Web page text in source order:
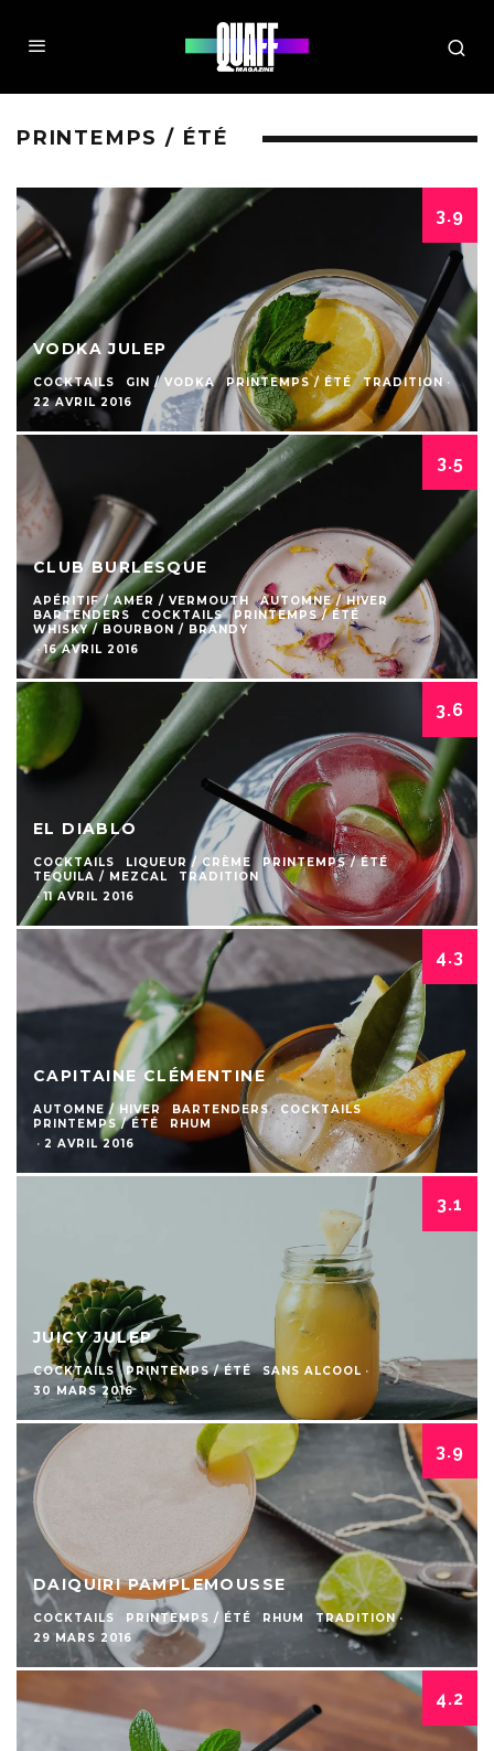
PRINTEMPS / ÉTÉ
3.9
VODKA JULEP
COCKTAILS GIN / VODKA PRINTEMPS / ÉTÉ TRADITION ·
22 AVRIL 2016
3.5
CLUB BURLESQUE
APÉRITIF / AMER / VERMOUTH
AUTOMNE / HIVER
BARTENDERS
COCKTAILS
PRINTEMPS / ÉTÉ
WHISKY / BOURBON / BRANDY
· 16 AVRIL 2016
3.6
EL DIABLO
COCKTAILS LIQUEUR / CRÈME
PRINTEMPS / ÉTÉ
TEQUILA / MEZCAL
TRADITION
· 11 AVRIL 2016
4.3
CAPITAINE CLÉMENTINE
AUTOMNE / HIVER BARTENDERS
COCKTAILS
PRINTEMPS / ÉTÉ
RHUM
· 2 AVRIL 2016
3.1
JUICY JULEP
COCKTAILS PRINTEMPS / ÉTÉ SANS ALCOOL ·
30 MARS 2016
3.9
DAIQUIRI PAMPLEMOUSSE
COCKTAILS PRINTEMPS / ÉTÉ RHUM TRADITION ·
29 MARS 2016
4.2